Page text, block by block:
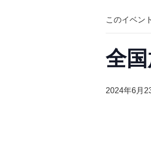
このイベン
全
2024年6月